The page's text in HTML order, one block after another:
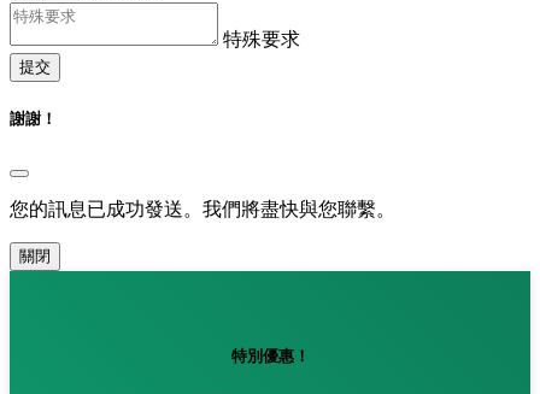
特殊要求
提交
謝謝！
您的訊息已成功發送。我們將盡快與您聯繫。
關閉
特別優惠！